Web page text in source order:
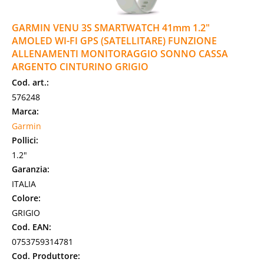
GARMIN VENU 3S SMARTWATCH 41mm 1.2"
AMOLED WI-FI GPS (SATELLITARE) FUNZIONE
ALLENAMENTI MONITORAGGIO SONNO CASSA
ARGENTO CINTURINO GRIGIO
Cod. art.:
576248
Marca:
Garmin
Pollici:
1.2"
Garanzia:
ITALIA
Colore:
GRIGIO
Cod. EAN:
0753759314781
Cod. Produttore: